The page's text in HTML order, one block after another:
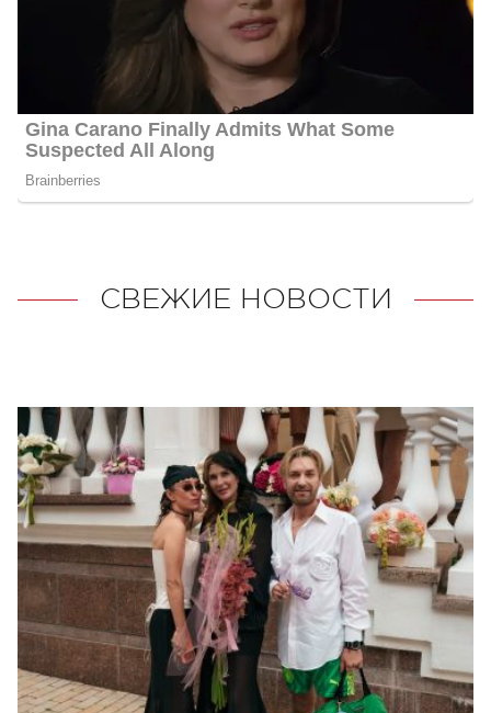
СВЕЖИЕ НОВОСТИ